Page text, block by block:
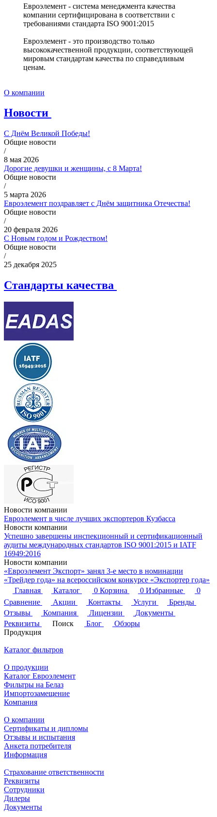
Евроэлемент - система менеджмента качества
компании сертифицирована в соответствии с
требованиями стандарта ISO 9001:2015
Евроэлемент - это производство только
высококачественной продукции, соответствующей
мировым стандартам качества по справедливым
ценам.
О компании
Новости
С Днём Великой Победы!
Общие новости
/
8 мая 2026
Дорогие девушки и женщины, с 8 Марта!
Общие новости
/
5 марта 2026
Евроэлемент поздравляет с Днём защитника Отечества!
Общие новости
/
20 февраля 2026
С Новым годом и Рождеством!
Общие новости
/
25 декабря 2025
Стандарты качества
Новости компании
Евроэлемент в числе лучших экспортеров Кузбасса
Новости компании
Успешно завершены инспекционный и сертификационный
аудиты международных стандартов ISO 9001:2015 и IATF
16949:2016
Новости компании
«Евроэлемент Экспорт» занял 3-е место в номинации
«Трейдер года» на всероссийском конкурсе «Экспортер года»
Главная
Каталог 0 Корзина 0 Избранные
0
Сравнение
Акции Контакты Услуги
Бренды
Отзывы
Компания Лицензии
Документы
Реквизиты
Поиск Блог
Обзоры
Продукция
Каталог фильтров
О продукции
Каталог Евроэлемент
Фильтры на Белаз
Импортозамещение
Компания
О компании
Сертификаты и дипломы
Отзывы и испытания
Анкета потребителя
Информация
Страхование ответственности
Реквизиты
Сотрудники
Дилеры
Документы